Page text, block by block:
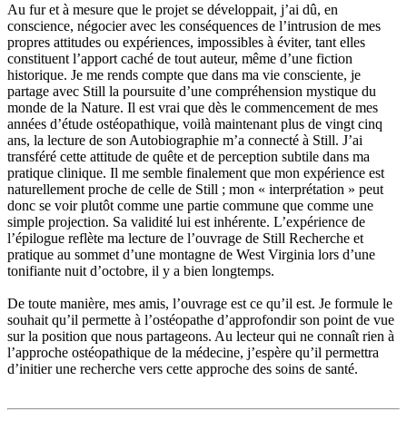
Au fur et à mesure que le projet se développait, j’ai dû, en
conscience, négocier avec les conséquences de l’intrusion de mes
propres attitudes ou expériences, impossibles à éviter, tant elles
constituent l’apport caché de tout auteur, même d’une fiction
historique. Je me rends compte que dans ma vie consciente, je
partage avec Still la poursuite d’une compréhension mystique du
monde de la Nature. Il est vrai que dès le commencement de mes
années d’étude ostéopathique, voilà maintenant plus de vingt cinq
ans, la lecture de son Autobiographie m’a connecté à Still. J’ai
transféré cette attitude de quête et de perception subtile dans ma
pratique clinique. Il me semble finalement que mon expérience est
naturellement proche de celle de Still ; mon « interprétation » peut
donc se voir plutôt comme une partie commune que comme une
simple projection. Sa validité lui est inhérente. L’expérience de
l’épilogue reflète ma lecture de l’ouvrage de Still Recherche et
pratique au sommet d’une montagne de West Virginia lors d’une
tonifiante nuit d’octobre, il y a bien longtemps.
De toute manière, mes amis, l’ouvrage est ce qu’il est. Je formule le
souhait qu’il permette à l’ostéopathe d’approfondir son point de vue
sur la position que nous partageons. Au lecteur qui ne connaît rien à
l’approche ostéopathique de la médecine, j’espère qu’il permettra
d’initier une recherche vers cette approche des soins de santé.